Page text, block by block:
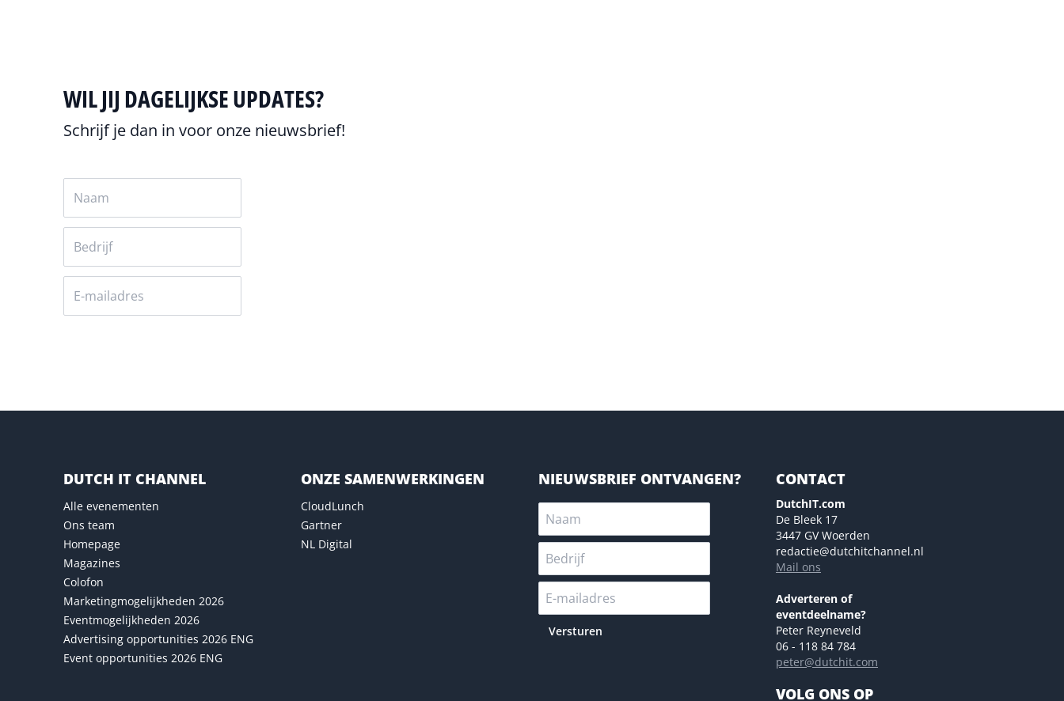
WIL JIJ DAGELIJKSE UPDATES?
Schrijf je dan in voor onze nieuwsbrief!
DUTCH IT CHANNEL
Alle evenementen
Ons team
Homepage
Magazines
Colofon
Marketingmogelijkheden 2026
Eventmogelijkheden 2026
Advertising opportunities 2026 ENG
Event opportunities 2026 ENG
ONZE SAMENWERKINGEN
CloudLunch
Gartner
NL Digital
NIEUWSBRIEF ONTVANGEN?
Versturen
CONTACT
DutchIT.com
De Bleek 17
3447 GV Woerden
redactie@dutchitchannel.nl
Mail ons
Adverteren of
eventdeelname?
Peter Reyneveld
06 - 118 84 784
peter@dutchit.com
VOLG ONS OP